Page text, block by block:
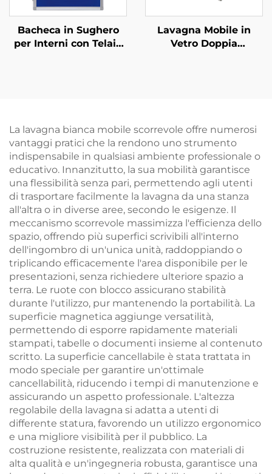
Bacheca in Sughero
per Interni con Telaio
Lavagna Mobile in
Vetro Doppia
La lavagna bianca mobile scorrevole offre numerosi
vantaggi pratici che la rendono uno strumento
indispensabile in qualsiasi ambiente professionale o
educativo. Innanzitutto, la sua mobilità garantisce
una flessibilità senza pari, permettendo agli utenti
di trasportare facilmente la lavagna da una stanza
all'altra o in diverse aree, secondo le esigenze. Il
meccanismo scorrevole massimizza l'efficienza dello
spazio, offrendo più superfici scrivibili all'interno
dell'ingombro di un'unica unità, raddoppiando o
triplicando efficacemente l'area disponibile per le
presentazioni, senza richiedere ulteriore spazio a
terra. Le ruote con blocco assicurano stabilità
durante l'utilizzo, pur mantenendo la portabilità. La
superficie magnetica aggiunge versatilità,
permettendo di esporre rapidamente materiali
stampati, tabelle o documenti insieme al contenuto
scritto. La superficie cancellabile è stata trattata in
modo speciale per garantire un'ottimale
cancellabilità, riducendo i tempi di manutenzione e
assicurando un aspetto professionale. L'altezza
regolabile della lavagna si adatta a utenti di
differente statura, favorendo un utilizzo ergonomico
e una migliore visibilità per il pubblico. La
costruzione resistente, realizzata con materiali di
alta qualità e un'ingegneria robusta, garantisce una